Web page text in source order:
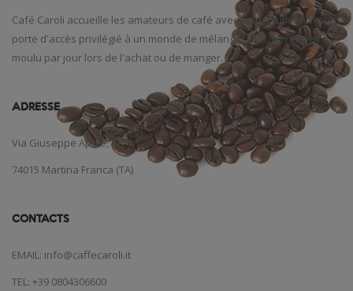
Café Caroli accueille les amateurs de café avec un parfum enivrant,
porte d'accès privilégié à un monde de mélanges fins torréfié et
moulu par jour lors de l'achat ou de manger.
ADRESSE
Via Giuseppe Aprile, 12
74015 Martina Franca (TA)
CONTACTS
EMAIL: info@caffecaroli.it
TEL: +39 0804306600